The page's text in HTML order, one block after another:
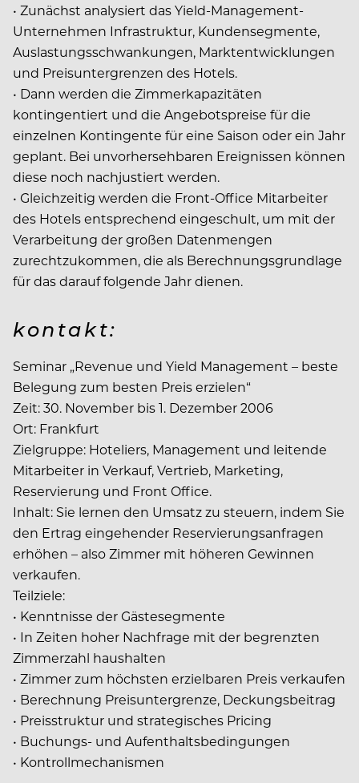
• Zunächst analysiert das Yield-Management-
Unternehmen Infrastruk­tur, Kundensegmente,
Auslastungsschwankungen, Marktentwicklungen
und Preisuntergrenzen des Hotels.
• Dann werden die Zimmerkapazitäten
kontingentiert und die Angebotspreise für die
einzelnen Kontingente für eine Saison oder ein Jahr
geplant. Bei unvorhersehbaren Ereignissen können
diese noch nachjustiert werden.
• Gleichzeitig werden die Front-Office Mitarbeiter
des Hotels entsprechend eingeschult, um mit der
Verarbeitung der großen Datenmengen
zurechtzukommen, die als Berechnungsgrundlage
für das darauf folgende Jahr dienen.
kontakt:
Seminar „Revenue und Yield Management – beste
Belegung zum besten Preis erzielen“
Zeit: 30. November bis 1. Dezember 2006
Ort: Frankfurt
Zielgruppe: Hoteliers, Management und leitende
Mitarbeiter in Verkauf, Vertrieb, Marketing,
Reservierung und Front Office.
Inhalt: Sie lernen den Umsatz zu steuern, indem Sie
den Ertrag eingehender Reservierungsanfragen
erhöhen – also Zimmer mit höheren Gewinnen
verkaufen.
Teilziele:
• Kenntnisse der Gästesegmente
• In Zeiten hoher Nachfrage mit der begrenzten
Zimmerzahl haushalten
• Zimmer zum höchsten erzielbaren Preis verkaufen
• Berechnung Preisuntergrenze, Deckungsbeitrag
• Preisstruktur und strategisches Pricing
• Buchungs- und Aufenthaltsbedingungen
• Kontrollmechanismen